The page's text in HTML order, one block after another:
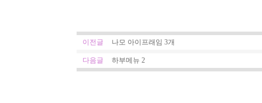
이전글 나모 아이프래임 3개
다음글 하부메뉴 2